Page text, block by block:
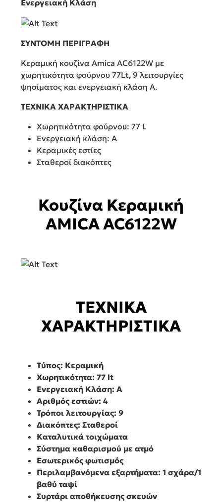
Ενεργειακή Κλάση
ΣΥΝΤΟΜΗ ΠΕΡΙΓΡΑΦΗ
Κεραμική κουζίνα Amica AC6122W με
χωρητικότητα φούρνου 77Lt, 9 λειτουργίες
ψησίματος και ενεργειακή κλάση Α.
ΤΕΧΝΙΚΑ ΧΑΡΑΚΤΗΡΙΣΤΙΚΑ
Χωρητικότητα φούρνου: 77 L
Ενεργειακή κλάση: A
Κεραμικές εστίες
Σταθεροί διακόπτες
Κουζίνα Κεραμική
AMICA AC6122W
ΤΕΧΝΙΚΑ
ΧΑΡΑΚΤΗΡΙΣΤΙΚΑ
Τύπος: Κεραμική
Χωρητικότητα: 77 lt
Ενεργειακή Κλάση: Α
Αριθμός εστιών: 4
Τρόποι λειτουργίας: 9
Διακόπτες: Σταθεροί
Καταλυτικά τοιχώματα
Σύστημα καθαρισμού με ατμό
Εσωτερικός φωτισμός
Περιλαμβανόμενα εξαρτήματα: 1 σχάρα/1
βαθύ ταψί
Συρτάρι αποθήκευσης σκευών